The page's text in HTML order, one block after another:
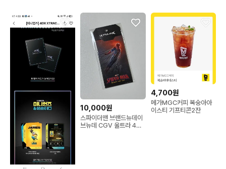
10,000원
스파이더맨 브랜드뉴데이
브뉴데 CGV 울트라 4DX
4,700원
메가MGC커피 복숭아아
이스티 기프티콘2잔